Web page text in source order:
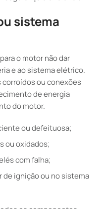
sistema
o motor não dar
e ao sistema elétrico.
corroídos ou conexões
de energia
do motor.
ou defeituosa;
ou oxidados;
com falha;
ignição ou no sistema